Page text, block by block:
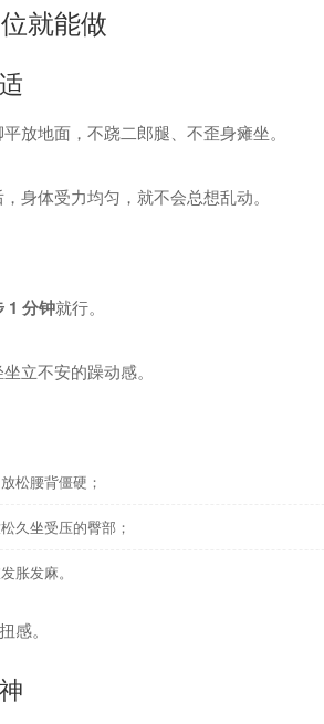
就能做
放地面，不跷二郎腿、不歪身瘫坐。
身体受力均匀，就不会总想乱动。
1 分钟就行。
立不安的躁动感。
松腰背僵硬；
久坐受压的臀部；
胀发麻。
感。